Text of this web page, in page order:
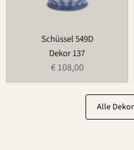
Schüssel 549D
Dekor 137
€ 108,00
Alle